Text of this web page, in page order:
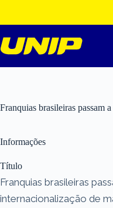
o
conteúdo
Franquias brasileiras passam
Informações
Título
Franquias brasileiras
internacionalização de